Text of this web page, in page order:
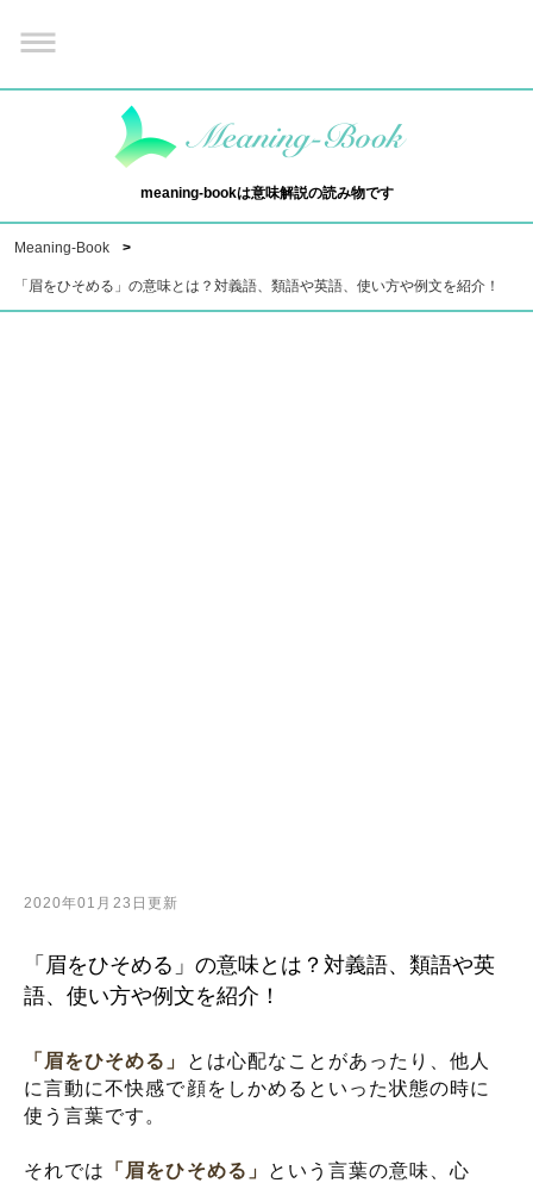
meaning-bookは意味解説の読み物です
Meaning-Book
「眉をひそめる」の意味とは？対義語、類語や英語、使い方や例文を紹介！
2020年01月23日更新
「眉をひそめる」の意味とは？対義語、類語や英
語、使い方や例文を紹介！
「眉をひそめる」
とは心配なことがあったり、他人
に言動に不快感で顔をしかめるといった状態の時に
使う言葉です。
それでは 「眉をひそめる」
という言葉の意味、心